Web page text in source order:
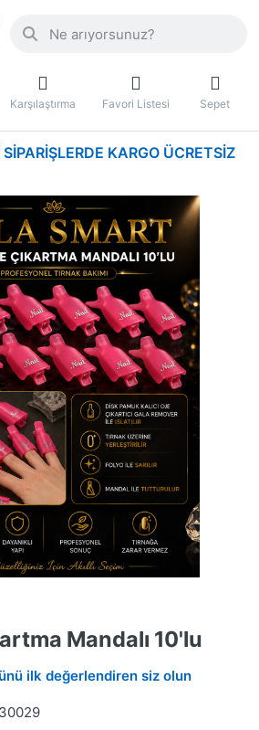
Karşılaştırma Favori Listesi Sepet
KARGO ÜCRETSIZ
Mandalı 10'lu
ilk değerlendiren siz olun